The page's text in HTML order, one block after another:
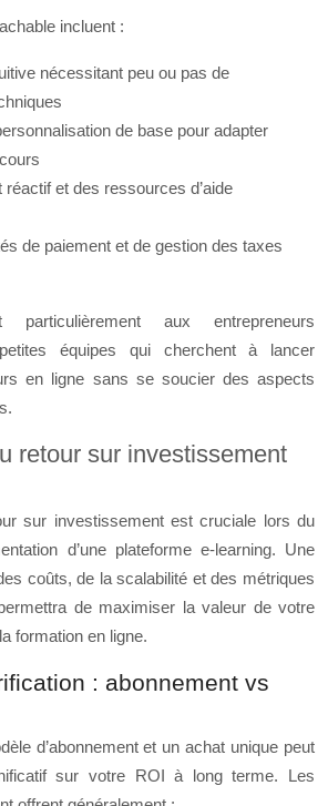
incluent :
nécessitant peu ou pas de
de base pour adapter
réactif et des ressources d’aide
de paiement et de gestion des taxes
particulièrement aux entrepreneurs
équipes qui cherchent à lancer
en ligne sans se soucier des aspects
retour sur investissement
sur investissement est cruciale lors du
d’une plateforme e-learning. Une
coûts, de la scalabilité et des métriques
de maximiser la valeur de votre
formation en ligne.
: abonnement vs
d’abonnement et un achat unique peut
sur votre ROI à long terme. Les